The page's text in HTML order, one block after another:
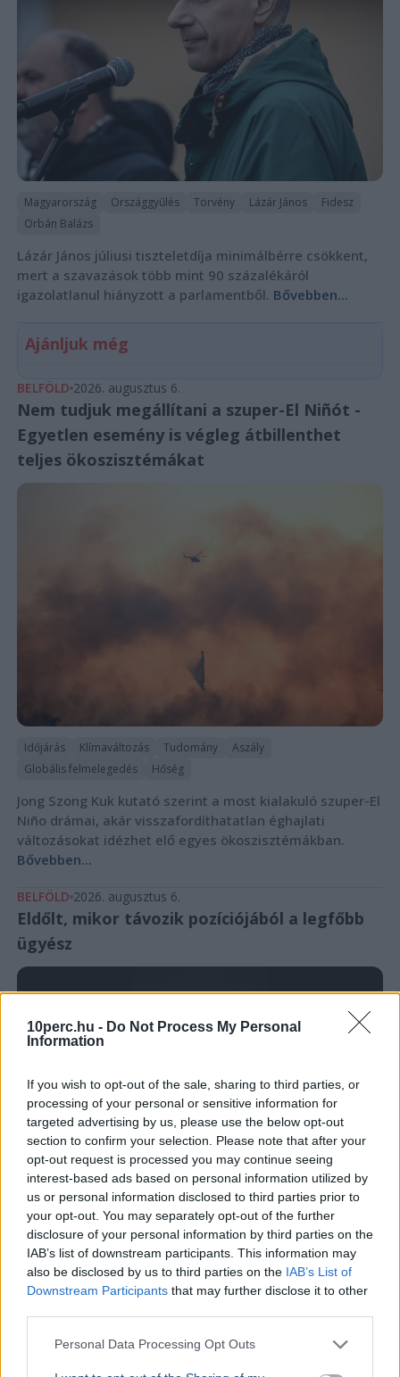
10perc.hu - Do Not Process My Personal
Information
If you wish to opt-out of the sale, sharing to third parties, or
processing of your personal or sensitive information for
targeted advertising by us, please use the below opt-out
section to confirm your selection. Please note that after your
opt-out request is processed you may continue seeing
interest-based ads based on personal information utilized by
us or personal information disclosed to third parties prior to
your opt-out. You may separately opt-out of the further
disclosure of your personal information by third parties on the
IAB’s list of downstream participants. This information may
also be disclosed by us to third parties on the IAB’s List of
Downstream Participants that may further disclose it to other
Personal Data Processing Opt Outs
Magyarország Országgyűlés Törvény Lázár János
Fidesz
Orbán Balázs
Lázár János júliusi tiszteletdíja minimálbérre csökkent,
mert a szavazások több mint 90 százalékáról
igazolatlanul hiányzott a parlamentből. Bővebben...
Ajánljuk még
BELFÖLD 2026. augusztus 6.
Nem tudjuk megállítani a szuper-El Niñót -
Egyetlen esemény is végleg átbillenthet
teljes ökoszisztémákat
Időjárás Klímaváltozás Tudomány
Aszály
Globális felmelegedés
Hőség
Jong Szong Kuk kutató szerint a most kialakuló szuper-El
Niño drámai, akár visszafordíthatatlan éghajlati
változásokat idézhet elő egyes ökoszisztémákban.
Bővebben...
BELFÖLD 2026. augusztus 6.
Eldőlt, mikor távozik pozíciójából a legfőbb
ügyész
Országgyűlés Fidesz Ügyészség Parlament Bíróság
A parlament elé került javaslat szerint augusztus 25-én
szűnik meg Nagy Gábor Bálint legfőbb ügyészi
megbízatása, aki politikai támadásokra hivatkozva
mondott le.
Bővebben...
BELFÖLD 2026. augusztus 6.
Magukat rendőrnek és ügyvédnek kiadva